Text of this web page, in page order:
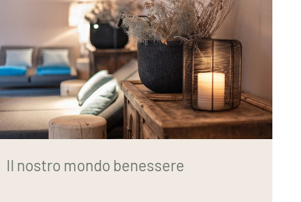
Il nostro mondo benessere